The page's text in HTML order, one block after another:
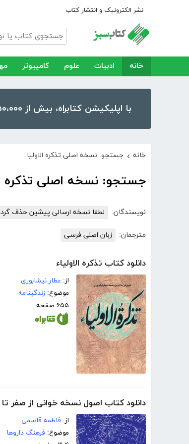
نشر الکترونیک و انتشار کتاب
خانه ادبیات علوم کامپیوتر
با اپلیکیشن کتابراه، بیش از ۵۰،۰۰۰ کتاب، کتاب صوتی و رمان را در موبایل و تبلت خود داشته باشید!
خانه › جستجو: نسخه اصلی تذکره الاولیا
جستجو: نسخه اصلی تذکره
نویسندگان: لطفا نسخه ارسالی پیشین حذف
مترجمان: زبان اصلی فرسی
دانلود کتاب تذکره الاولیاء
از: عطار نیشابوری
موضوع: زندگینامه
۶۵۵ صفحه
دانلود کتاب اصول نسخه خوانی از صفر
از: فاطمه قاسمی
موضوع: فرهنگ داروها